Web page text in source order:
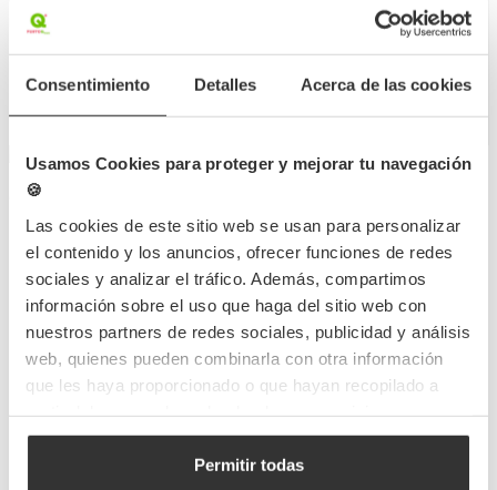
Consentimiento Detalles Acerca de las cookies
Usamos Cookies para proteger y mejorar tu navegación
🍪
Las cookies de este sitio web se usan para personalizar
el contenido y los anuncios, ofrecer funciones de redes
sociales y analizar el tráfico. Además, compartimos
información sobre el uso que haga del sitio web con
nuestros partners de redes sociales, publicidad y análisis
web, quienes pueden combinarla con otra información
que les haya proporcionado o que hayan recopilado a
Permitir todas
951,00 €
0,951 €/Unidad
Hay stock
1,047 €/Unidad
Hay stock
Caja de cartón kraft
microcanal para hamburguesa
alta y fritos (23x15x10,5 cm)
Personalizada
CAM021KPL1